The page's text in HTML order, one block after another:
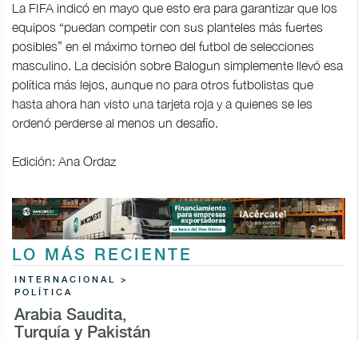
La FIFA indicó en mayo que esto era para garantizar que los
equipos “puedan competir con sus planteles más fuertes
posibles” en el máximo torneo del futbol de selecciones
masculino. La decisión sobre Balogun simplemente llevó esa
política más lejos, aunque no para otros futbolistas que
hasta ahora han visto una tarjeta roja y a quienes se les
ordenó perderse al menos un desafío.
Edición: Ana Ordaz
LO MÁS RECIENTE
INTERNACIONAL >
POLÍTICA
Arabia Saudita,
Turquía y Pakistán